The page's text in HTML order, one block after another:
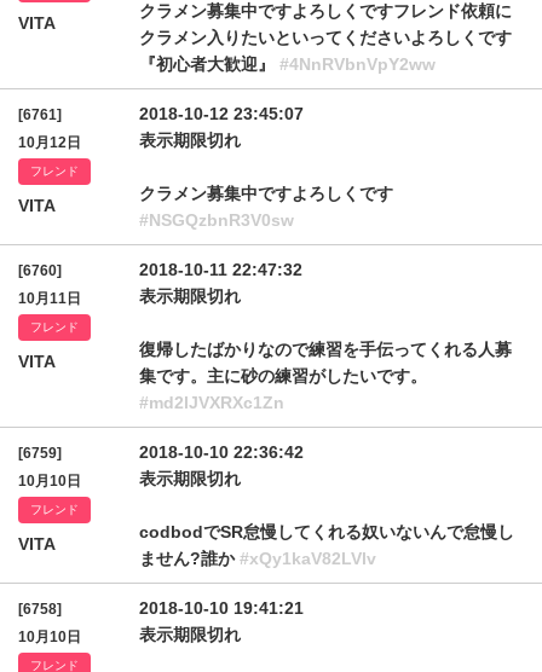
VITA
クラメン募集中ですよろしくですフレンド依頼に
クラメン入りたいといってくださいよろしくです
『初心者大歓迎』 #4NnRVbnVpY2ww
[6761]
10月12日
フレンド
VITA
2018-10-12 23:45:07
表示期限切れ
クラメン募集中ですよろしくです
#NSGQzbnR3V0sw
[6760]
10月11日
フレンド
VITA
2018-10-11 22:47:32
表示期限切れ
復帰したばかりなので練習を手伝ってくれる人募
集です。主に砂の練習がしたいです。
#md2lJVXRXc1Zn
[6759]
10月10日
フレンド
VITA
2018-10-10 22:36:42
表示期限切れ
codbodでSR怠慢してくれる奴いないんで怠慢し
ません?誰か#xQy1kaV82LVlv
[6758]
10月10日
フレンド
2018-10-10 19:41:21
表示期限切れ